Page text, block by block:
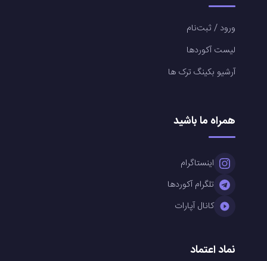
ورود / ثبت‌نام
لیست آکوردها
آرشیو بکینگ ترک ها
همراه ما باشید
اینستاگرام
تلگرام آکوردها
کانال آپارات
نماد اعتماد